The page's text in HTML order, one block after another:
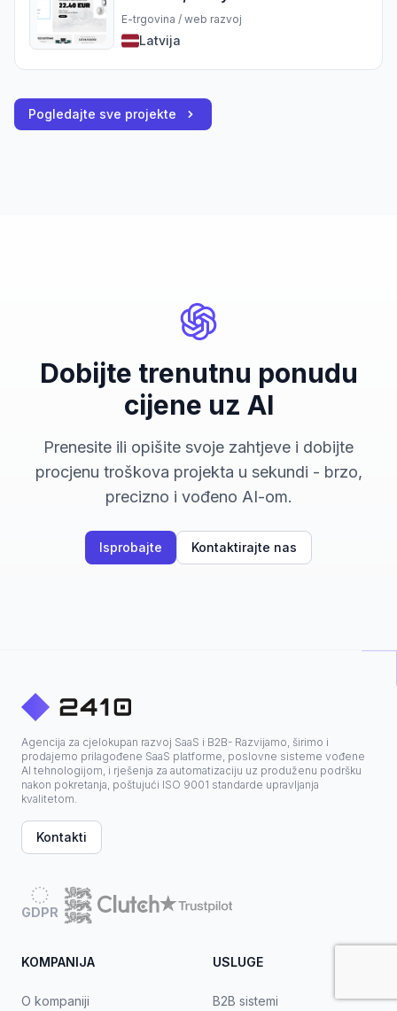
E-trgovina / web razvoj
Latvija
Pogledajte sve projekte
Dobijte trenutnu ponudu
cijene uz AI
Prenesite ili opišite svoje zahtjeve i dobijte
procjenu troškova projekta u sekundi - brzo,
precizno i vođeno AI-om.
Isprobajte Kontaktirajte nas
Agencija za cjelokupan razvoj SaaS i B2B- Razvijamo, širimo i
prodajemo prilagođene SaaS platforme, poslovne sisteme vođene
AI tehnologijom, i rješenja za automatizaciju uz produženu podršku
nakon pokretanja, poštujući ISO 9001 standarde upravljanja
kvalitetom.
Kontakti
GDPR
KOMPANIJA
O kompaniji
USLUGE
B2B sistemi